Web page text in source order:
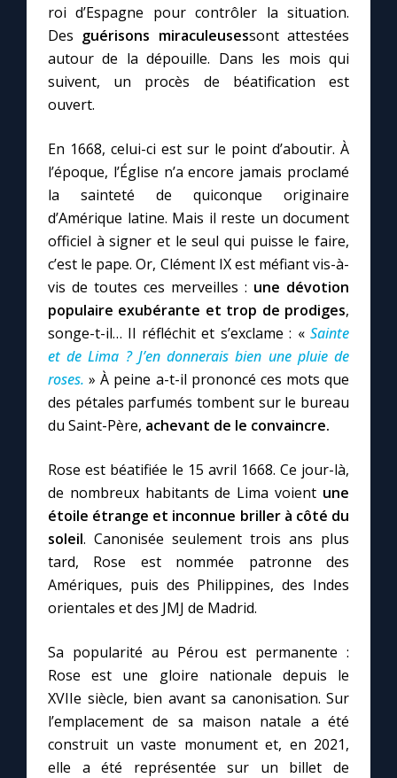
roi d’Espagne pour contrôler la situation.
Des guérisons miraculeusessont attestées
autour de la dépouille. Dans les mois qui
suivent, un procès de béatification est
ouvert.
En 1668, celui-ci est sur le point d’aboutir. À
l’époque, l’Église n’a encore jamais proclamé
la sainteté de quiconque originaire
d’Amérique latine. Mais il reste un document
officiel à signer et le seul qui puisse le faire,
c’est le pape. Or, Clément IX est méfiant vis-à-
vis de toutes ces merveilles : une dévotion
populaire exubérante et trop de prodiges,
songe-t-il… Il réfléchit et s’exclame : « Sainte
et de Lima ? J’en donnerais bien une pluie de
roses. » À peine a-t-il prononcé ces mots que
des pétales parfumés tombent sur le bureau
du Saint-Père, achevant de le convaincre.
Rose est béatifiée le 15 avril 1668. Ce jour-là,
de nombreux habitants de Lima voient une
étoile étrange et inconnue briller à côté du
soleil. Canonisée seulement trois ans plus
tard, Rose est nommée patronne des
Amériques, puis des Philippines, des Indes
orientales et des JMJ de Madrid.
Sa popularité au Pérou est permanente :
Rose est une gloire nationale depuis le
XVIIe siècle, bien avant sa canonisation. Sur
l’emplacement de sa maison natale a été
construit un vaste monument et, en 2021,
elle a été représentée sur un billet de